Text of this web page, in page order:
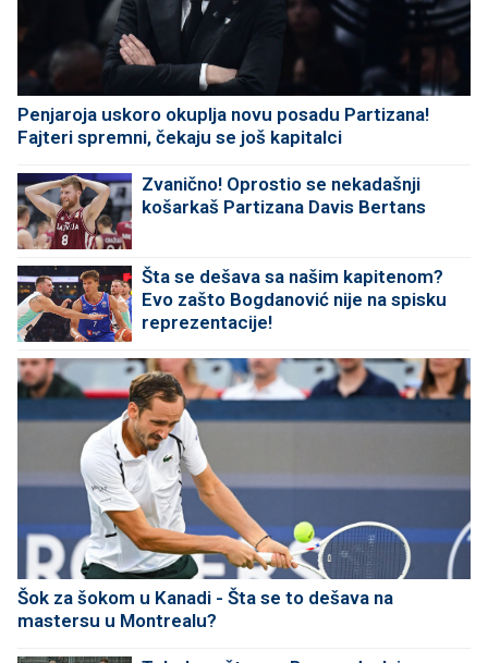
Penjaroja uskoro okuplja novu posadu Partizana!
Fajteri spremni, čekaju se još kapitalci
Zvanično! Oprostio se nekadašnji
košarkaš Partizana Davis Bertans
Šta se dešava sa našim kapitenom?
Evo zašto Bogdanović nije na spisku
reprezentacije!
Šok za šokom u Kanadi - Šta se to dešava na
mastersu u Montrealu?